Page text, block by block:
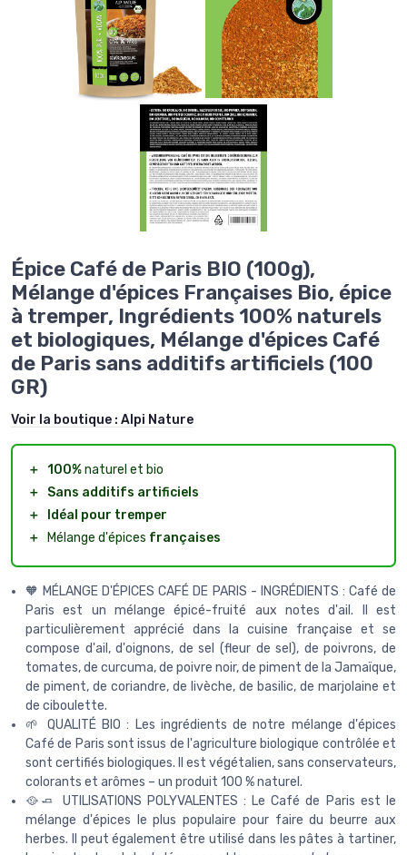
Épice Café de Paris BIO (100g),
Mélange d'épices Françaises Bio, épice
à tremper, Ingrédients 100% naturels
et biologiques, Mélange d'épices Café
de Paris sans additifs artificiels (100
GR)
Voir la boutique : Alpi Nature
＋ 100%naturel et bio
＋
Sans additifs artificiels
＋
Idéal pour tremper
＋
Mélange d'épices françaises
🧡 MÉLANGE D'ÉPICES CAFÉ DE PARIS - INGRÉDIENTS : Café de
Paris est un mélange épicé-fruité aux notes d'ail. Il est
particulièrement apprécié dans la cuisine française et se
compose d'ail, d'oignons, de sel (fleur de sel), de poivrons, de
tomates, de curcuma, de poivre noir, de piment de la Jamaïque,
de piment, de coriandre, de livèche, de basilic, de marjolaine et
de ciboulette.
🌱 QUALITÉ BIO : Les ingrédients de notre mélange d'épices
Café de Paris sont issus de l'agriculture biologique contrôlée et
sont certifiés biologiques. Il est végétalien, sans conservateurs,
colorants et arômes – un produit 100 % naturel.
🥘🧈 UTILISATIONS POLYVALENTES : Le Café de Paris est le
mélange d'épices le plus populaire pour faire du beurre aux
herbes. Il peut également être utilisé dans les pâtes à tartiner,